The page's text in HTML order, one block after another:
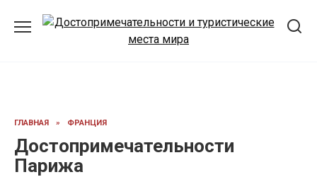
ГЛАВНАЯ » ФРАНЦИЯ
Достопримечательности
Парижа